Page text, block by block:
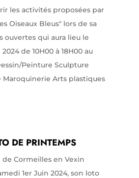
les activités proposées par
Oiseaux Bleus" lors de sa
ouvertes qui aura lieu le
de 10H00 à 18H00 au
Peinture Sculpture
Maroquinerie Arts plastiques
DE PRINTEMPS
de Cormeilles en Vexin
1er Juin 2024, son loto